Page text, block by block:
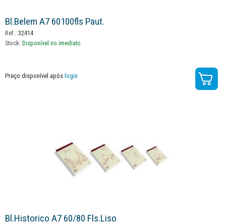
Bl.belem A7 60100fls Paut.
Ref.: 32414
Stock: Disponível no imediato
Preço disponível após login
Bl.historico A7 60/80 Fls.liso